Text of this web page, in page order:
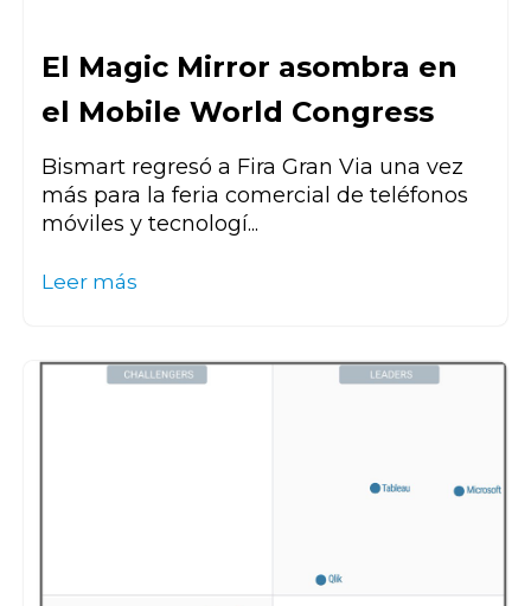
El Magic Mirror asombra en
el Mobile World Congress
Bismart regresó a Fira Gran Via una vez
más para la feria comercial de teléfonos
móviles y tecnologí...
Leer más